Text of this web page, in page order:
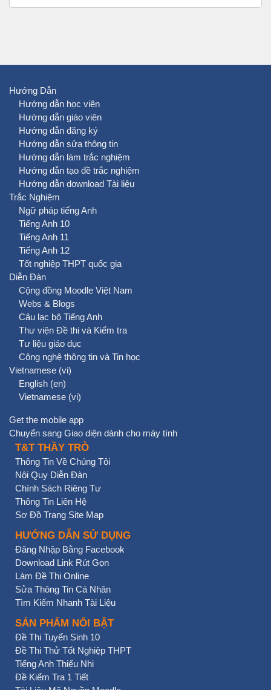
Hướng Dẫn
Hướng dẫn học viên
Hướng dẫn giáo viên
Hướng dẫn đăng ký
Hướng dẫn sửa thông tin
Hướng dẫn làm trắc nghiệm
Hướng dẫn tạo đề trắc nghiệm
Hướng dẫn download Tài liệu
Trắc Nghiệm
Ngữ pháp tiếng Anh
Tiếng Anh 10
Tiếng Anh 11
Tiếng Anh 12
Tốt nghiệp THPT quốc gia
Diễn Đàn
Cộng đồng Moodle Việt Nam
Webs & Blogs
Câu lạc bộ Tiếng Anh
Thư viện Đề thi và Kiểm tra
Tư liệu giáo dục
Công nghệ thông tin và Tin học
Vietnamese ‎(vi)‎
English ‎(en)‎
Vietnamese ‎(vi)‎
Get the mobile app
Chuyển sang Giao diện dành cho máy tính
T&T THẦY TRÒ
Thông Tin Về Chúng Tôi
Nội Quy Diễn Đàn
Chính Sách Riêng Tư
Thông Tin Liên Hệ
Sơ Đồ Trang Site Map
HƯỚNG DẪN SỬ DỤNG
Đăng Nhập Bằng Facebook
Download Link Rút Gọn
Làm Đề Thi Online
Sửa Thông Tin Cá Nhân
Tìm Kiếm Nhanh Tài Liệu
SẢN PHẨM NỔI BẬT
Đề Thi Tuyển Sinh 10
Đề Thi Thử Tốt Nghiệp THPT
Tiếng Anh Thiếu Nhi
Đề Kiểm Tra 1 Tiết